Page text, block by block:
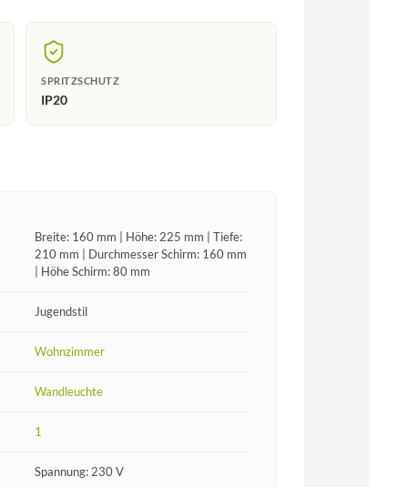
SPRITZSCHUTZ
IP20
Breite: 160 mm | Höhe: 225 mm | Tiefe:
210 mm | Durchmesser Schirm: 160 mm
| Höhe Schirm: 80 mm
Jugendstil
Wohnzimmer
Wandleuchte
1
Spannung: 230 V